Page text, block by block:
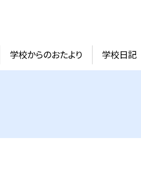
学校からのおたより 学校日記